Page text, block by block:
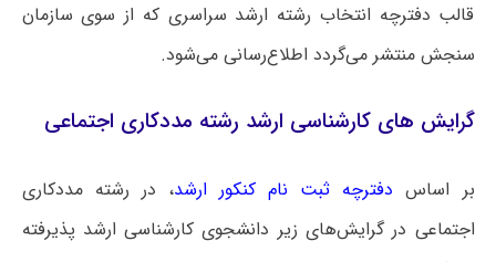
قالب دفترچه انتخاب رشته ارشد سراسری که از سوی سازمان
سنجش منتشر می‌گردد اطلاع‌رسانی می‌شود.
گرایش های کارشناسی ارشد رشته مددکاری اجتماعی
بر اساس دفترچه ثبت نام کنکور ارشد، در رشته مددکاری
اجتماعی در گرایش‌های زیر دانشجوی کارشناسی ارشد پذیرفته